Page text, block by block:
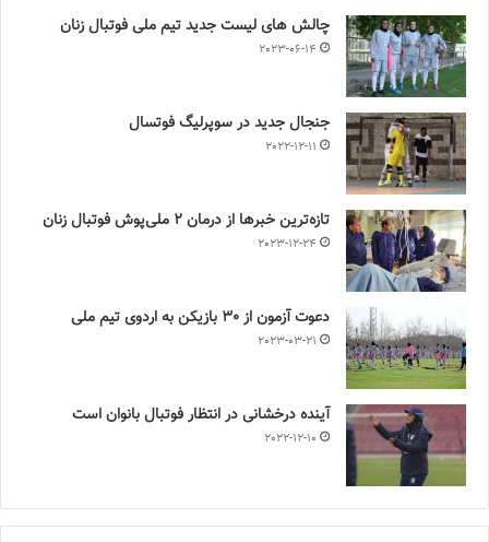
چالش هاى ليست جدید تيم ملى فوتبال زنان
2023-06-14
جنجال جدید در سوپرلیگ فوتسال
2022-12-11
تازه‌ترین خبرها از درمان ۲ ملی‌پوش فوتبال زنان
2023-12-24
دعوت آزمون از 30 بازیکن به اردوی تیم ملی
2023-03-21
آینده درخشانی در انتظار فوتبال بانوان است
2022-12-10